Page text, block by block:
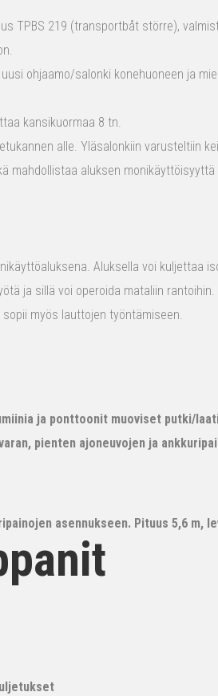
TPBS 219 (transportbåt större),
ohjaamo/salonki konehuoneen ja
kansikuormaa 8 tn.
alle. Yläsalonkiin varusteltiin
mahdollistaa aluksen
Aluksella voi
ja sillä voi operoida mataliin
myös lauttojen työntämiseen.
ja ponttoonit muoviset putki/
pienten ajoneuvojen ja
asennukseen. Pituus 5,6 m,